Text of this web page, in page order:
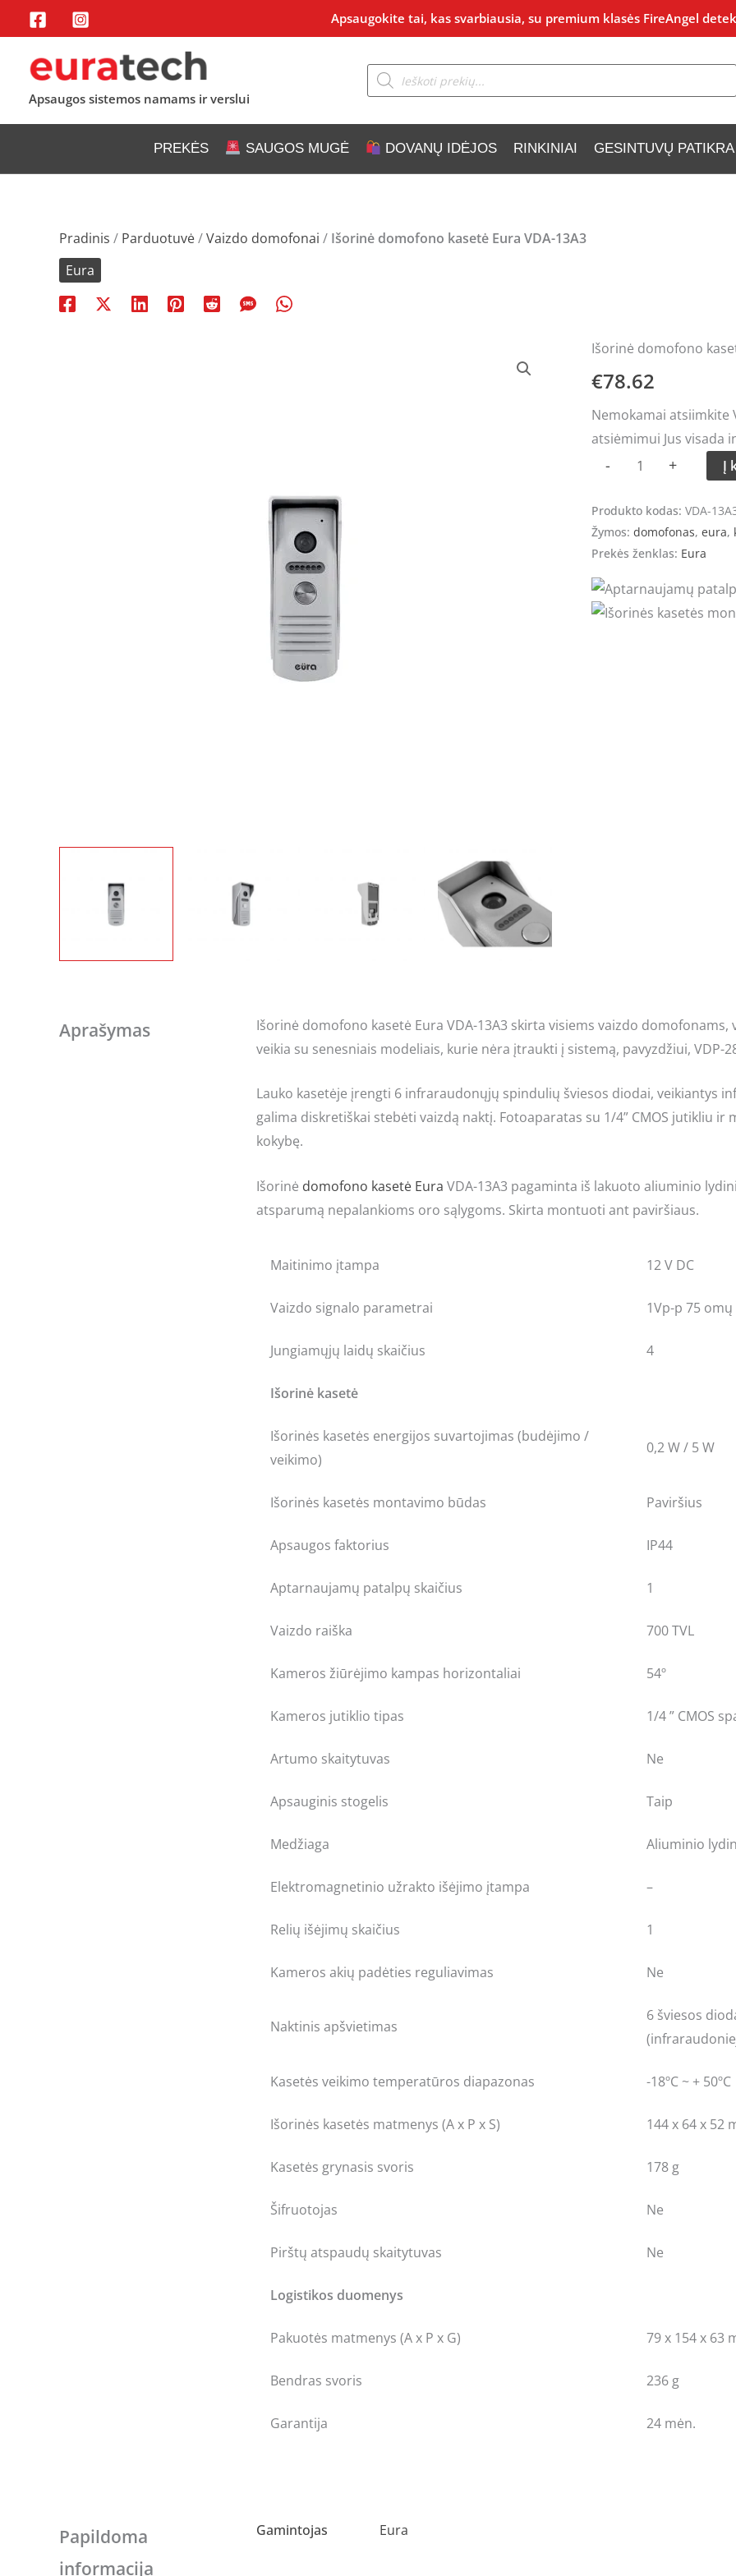
Pereiti
prie
turinio
Apsaugokite tai, kas svarbiausia, su premium klasės FireAngel
Apsaugos sistemos namams ir verslui
Products
search
PREKĖS SAUGOS MUGĖ DOVANŲ IDĖJOS RINKINIAI GESINTUVŲ PATIKRA
Pradinis / Parduotuvė/Vaizdo domofonai / Išorinė domofono kasetė Eura VDA-13A3
Eura
Išorinė domofono
€78.62
Nemokamai atsiimkite
atsiėmimui Jus visada
-
produkto
kiekis:
domofono
kasetė
Eura
13A3
+ Į
Produkto kodas: VDA-
Žymos: domofonas, eura,
Prekės ženklas: Eura
Aprašymas
Išorinė domofono kasetė Eura VDA-13A3 skirta visiems vaizdo domofonams,
veikia su senesniais modeliais, kurie nėra įtraukti į sistemą, pavyzdžiui, VDP-
Lauko kasetėje įrengti 6 infraraudonųjų spindulių šviesos diodai, veikiantys
galima diskretiškai stebėti vaizdą naktį. Fotoaparatas su 1/4” CMOS jutikliu ir
kokybę.
Išorinė domofono kasetė Eura VDA-13A3 pagaminta iš lakuoto aliuminio
atsparumą nepalankioms oro sąlygoms. Skirta montuoti ant paviršiaus.
Maitinimo įtampa 12 V DC
Vaizdo signalo parametrai 1Vp-p 75 omų
Jungiamųjų laidų skaičius 4
Išorinė kasetė
Išorinės kasetės energijos suvartojimas (budėjimo /
veikimo)
0,2 W / 5 W
Išorinės kasetės montavimo būdas Paviršius
Apsaugos faktorius IP44
Aptarnaujamų patalpų skaičius 1
Vaizdo raiška 700 TVL
Kameros žiūrėjimo kampas horizontaliai 54º
Kameros jutiklio tipas 1/4 ” CMOS
Artumo skaitytuvas Ne
Apsauginis stogelis Taip
Medžiaga Aliuminio
Elektromagnetinio užrakto išėjimo įtampa –
Relių išėjimų skaičius 1
Kameros akių padėties reguliavimas Ne
Naktinis apšvietimas
6 šviesos
Kasetės veikimo temperatūros diapazonas -18ºC ~ + 50ºC
Išorinės kasetės matmenys (A x P x S) 144 x 64 x 52
Kasetės grynasis svoris 178 g
Šifruotojas Ne
Pirštų atspaudų skaitytuvas Ne
Logistikos duomenys
Pakuotės matmenys (A x P x G) 79 x 154 x 63
Bendras svoris 236 g
Garantija 24 mėn.
Papildoma
informacija
Gamintojas Eura